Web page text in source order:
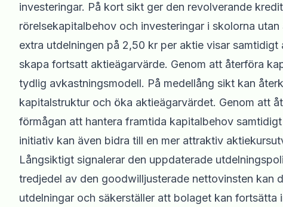
investeringar. På kort sikt ger den revolverande
rörelsekapitalbehov och investeringar i skolorna
extra utdelningen på 2,50 kr per aktie visar
skapa fortsatt aktieägarvärde. Genom att återföra
tydlig avkastningsmodell. På medellång sikt kan
kapitalstruktur och öka aktieägarvärdet. Genom att
förmågan att hantera framtida kapitalbehov
initiativ kan även bidra till en mer attraktiv
Långsiktigt signalerar den uppdaterade
tredjedel av den goodwilljusterade nettovinsten kan
utdelningar och säkerställer att bolaget kan